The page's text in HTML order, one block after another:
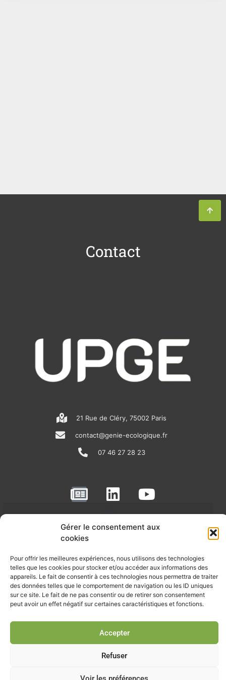
Gérer le consentement aux
cookies
Pour offrir les meilleures expériences, nous utilisons des technologies
telles que les cookies pour stocker et/ou accéder aux informations des
appareils. Le fait de consentir à ces technologies nous permettra de traiter
des données telles que le comportement de navigation ou les ID uniques
sur ce site. Le fait de ne pas consentir ou de retirer son consentement
peut avoir un effet négatif sur certaines caractéristiques et fonctions.
Accepter
Refuser
Contact
21 Rue de Cléry, 75002 Paris
contact@genie-ecologique.fr
07 46 27 28 23
N
e
w
s
a
p
e
r
L
i
n
k
d
i
n
Y
o
u
t
b
e
RECEVOIR L'ACTU DE LA FILIÈRE
rendez-vous importants de la filière, nos offres de stages et
d’emplois…
Je m'abonne à la lettre d'info
© Union professionnelle du génie écologique - Tous droits
réservés - 2026